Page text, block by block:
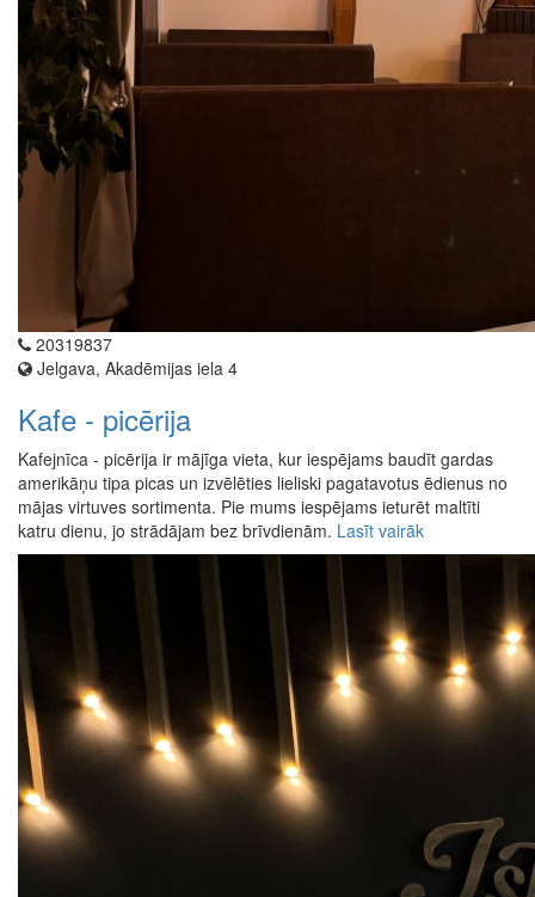
20319837
Jelgava, Akadēmijas iela 4
Kafe - picērija
Kafejnīca - picērija ir mājīga vieta, kur iespējams baudīt gardas
amerikāņu tipa picas un izvēlēties lieliski pagatavotus ēdienus no
mājas virtuves sortimenta. Pie mums iespējams ieturēt maltīti
katru dienu, jo strādājam bez brīvdienām. Lasīt vairāk